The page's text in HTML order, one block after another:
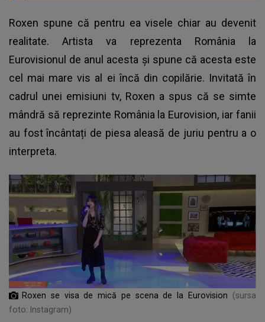
Roxen spune că pentru ea visele chiar au devenit
realitate. Artista va reprezenta România la
Eurovisionul de anul acesta și spune că acesta este
cel mai mare vis al ei încă din copilărie. Invitată în
cadrul unei emisiuni tv, Roxen a spus că se simte
mândră să reprezinte România la Eurovision, iar fanii
au fost încântați de piesa aleasă de juriu pentru a o
interpreta.
Roxen se visa de mică pe scena de la Eurovision
(sursa
foto: Instagram)